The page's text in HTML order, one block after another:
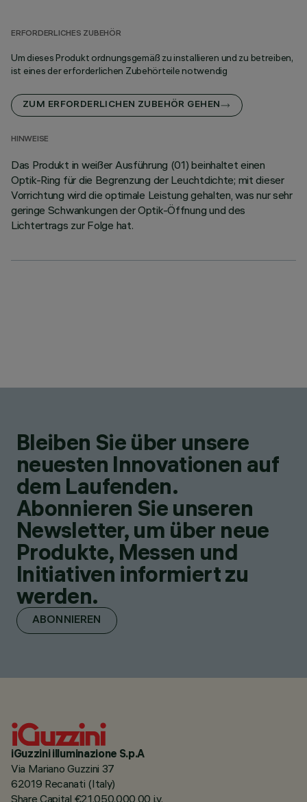
ERFORDERLICHES ZUBEHÖR
Um dieses Produkt ordnungsgemäß zu installieren und zu betreiben,
ist eines der erforderlichen Zubehörteile notwendig
ZUM ERFORDERLICHEN ZUBEHÖR GEHEN
HINWEISE
Das Produkt in weißer Ausführung (01) beinhaltet einen
Optik-Ring für die Begrenzung der Leuchtdichte; mit dieser
Vorrichtung wird die optimale Leistung gehalten, was nur sehr
geringe Schwankungen der Optik-Öffnung und des
Lichtertrags zur Folge hat.
Bleiben Sie über unsere
neuesten Innovationen auf
dem Laufenden.
Abonnieren Sie unseren
Newsletter, um über neue
Produkte, Messen und
Initiativen informiert zu
werden.
ABONNIEREN
iGuzzini illuminazione S.p.A
Via Mariano Guzzini 37
62019 Recanati (Italy)
Share Capital €21.050.000,00 i.v.